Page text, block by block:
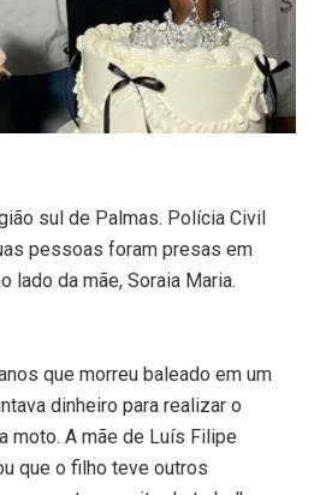
sul de Palmas. Polícia Civil
pessoas foram presas em
lado da mãe, Soraia Maria.
que morreu baleado em um
dinheiro para realizar o
moto. A mãe de Luís Filipe
que o filho teve outros